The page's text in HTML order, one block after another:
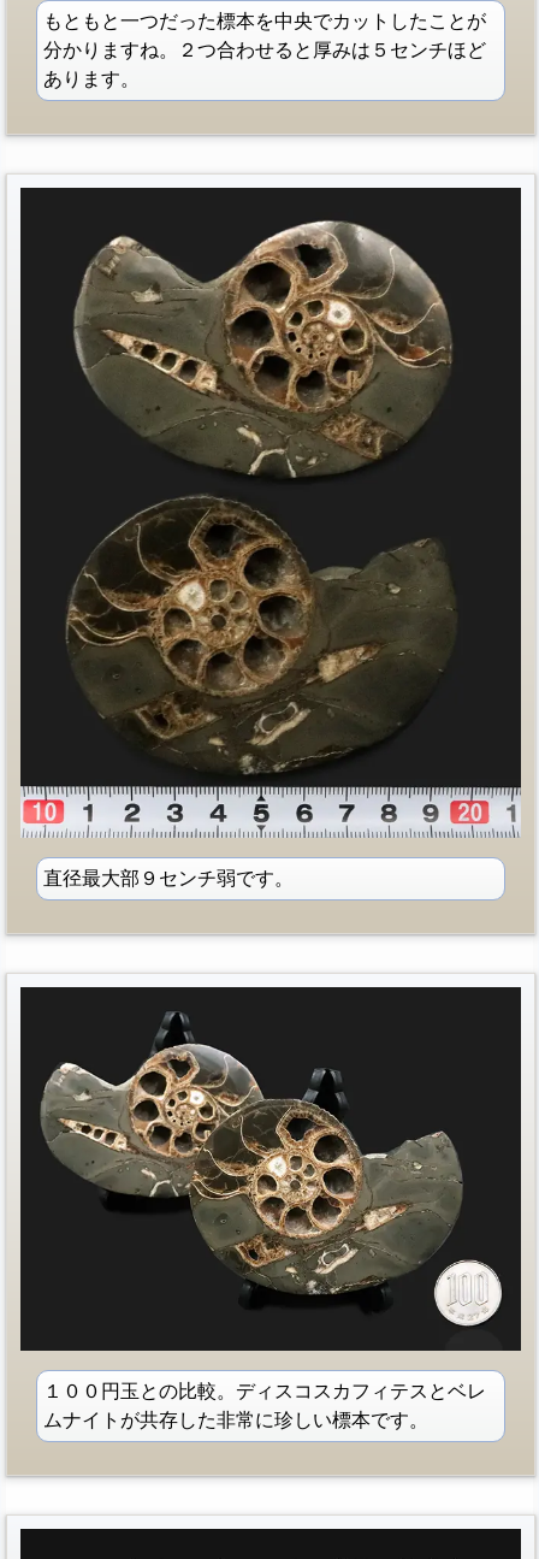
もともと一つだった標本を中央でカットしたことが
分かりますね。２つ合わせると厚みは５センチほど
あります。
直径最大部９センチ弱です。
１００円玉との比較。ディスコスカフィテスとベレ
ムナイトが共存した非常に珍しい標本です。